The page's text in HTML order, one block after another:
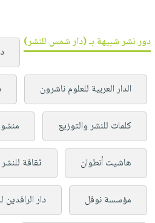
دور نشر شبيهة بـ (دار شمس للنشر)
الدار العربية للعلوم ناشرون
كلمات للنشر والتوزيع
هاشيت أنطوان ثقافة
مؤسسة نوفل دار الرافدين